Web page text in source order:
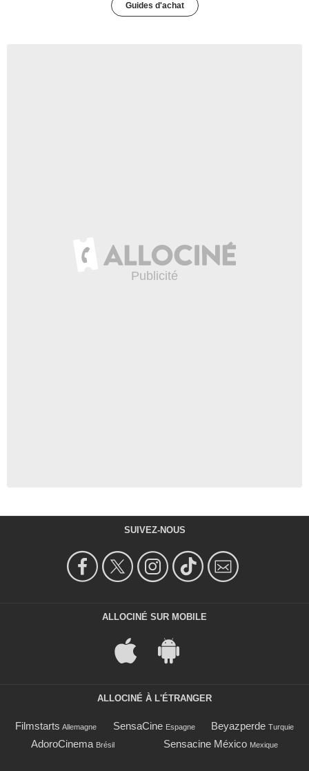
Guides d'achat
SUIVEZ-NOUS
ALLOCINÉ SUR MOBILE
ALLOCINÉ À L'ÉTRANGER
Filmstarts Allemagne SensaCine Espagne Beyazperde Turquie
AdoroCinema Brésil Sensacine México Mexique